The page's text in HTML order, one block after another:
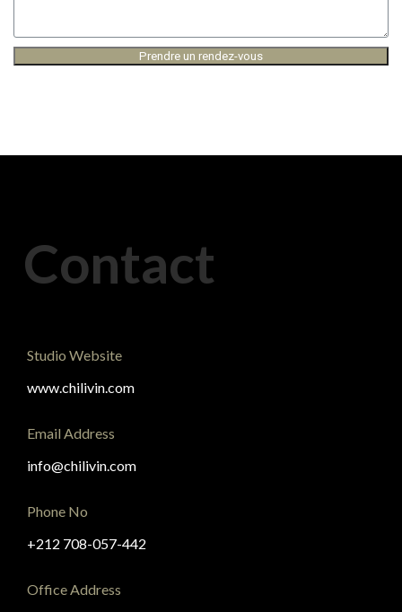
Prendre un rendez-vous
Contact
Studio Website
www.chilivin.com
Email Address
info@chilivin.com
Phone No
+212 708-057-442
Office Address